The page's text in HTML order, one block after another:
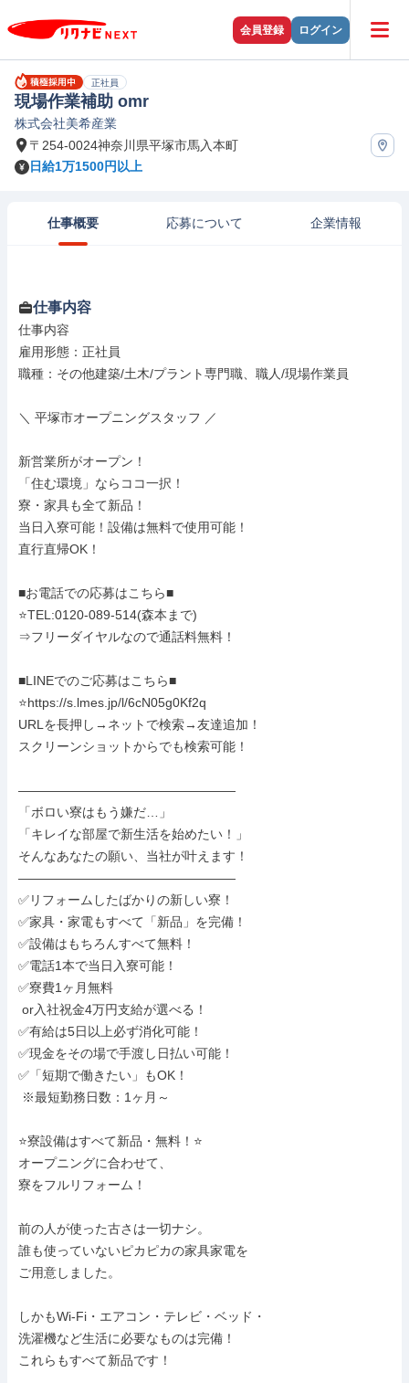
会員登録 ログイン
正社員
現場作業補助 omr
株式会社美希産業
〒254-0024神奈川県平塚市馬入本町
日給1万1500円以上
仕事概要 応募について 企業情報
仕事内容
仕事内容
雇用形態：正社員
職種：その他建築/土木/プラント専門職、職人/現場作業員
＼ 平塚市オープニングスタッフ ／
新営業所がオープン！
「住む環境」ならココ一択！
寮・家具も全て新品！
当日入寮可能！設備は無料で使用可能！
直行直帰OK！
■お電話での応募はこちら■
⭐TEL:0120-089-514(森本まで)
⇒フリーダイヤルなので通話料無料！
■LINEでのご応募はこちら■
⭐https://s.lmes.jp/l/6cN05g0Kf2q
URLを長押し→ネットで検索→友達追加！
スクリーンショットからでも検索可能！
―――――――――――――――――
「ボロい寮はもう嫌だ…」
「キレイな部屋で新生活を始めたい！」
そんなあなたの願い、当社が叶えます！
―――――――――――――――――
✅リフォームしたばかりの新しい寮！
✅家具・家電もすべて「新品」を完備！
✅設備はもちろんすべて無料！
✅電話1本で当日入寮可能！
✅寮費1ヶ月無料
✅有給は5日以上必ず消化可能！
✅現金をその場で手渡し日払い可能！
✅「短期で働きたい」もOK！
⭐寮設備はすべて新品・無料！⭐
オープニングに合わせて、
寮をフルリフォーム！
前の人が使った古さは一切ナシ。
誰も使っていないピカピカの家具家電を
ご用意しました。
しかもWi-Fi・エアコン・テレビ・ベッド・
洗濯機など生活に必要なものは完備！
これらもすべて新品です！